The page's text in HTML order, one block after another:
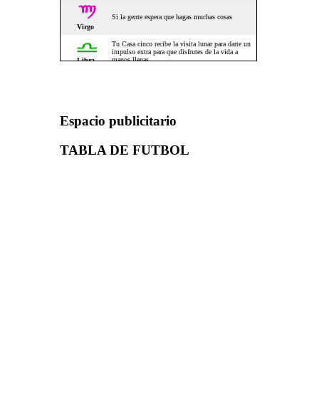
Espacio publicitario
TABLA DE FUTBOL